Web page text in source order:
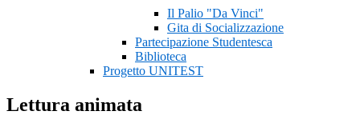
Il Palio "Da Vinci"
Gita di Socializzazione
Partecipazione Studentesca
Biblioteca
Progetto UNITEST
Lettura animata